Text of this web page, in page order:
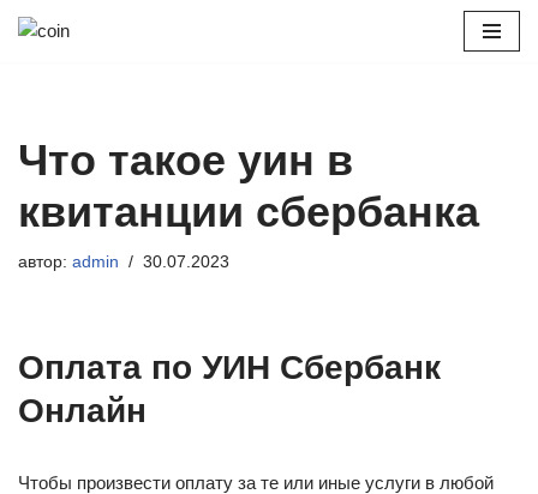
Что такое уин в
квитанции сбербанка
автор: admin 30.07.2023
Оплата по УИН Сбербанк
Онлайн
Чтобы произвести оплату за те или иные услуги в любой